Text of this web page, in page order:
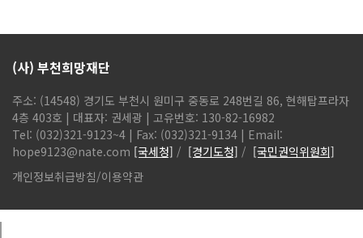
(사) 부천희망재단
주소: (14548) 경기도 부천시 원미구 중동로 248번길 86, 현해탑프라자
4층 403호 | 대표자: 권세광 | 고유번호: 130-82-16982
Tel: (032)321-9123~4 | Fax: (032)321-9134 | Email:
hope9123@nate.com [국세청] / [경기도청] / [국민권익위원회]
개인정보취급방침/이용약관